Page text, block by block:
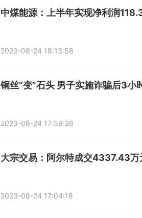
中煤能源：上半年实现净利润
2023-08-24 18:13:58
铜丝“变”石头 男子实施诈骗后3小
2023-08-24 17:59:26
大宗交易：阿尔特成交4337.43万
2023-08-24 17:04:18